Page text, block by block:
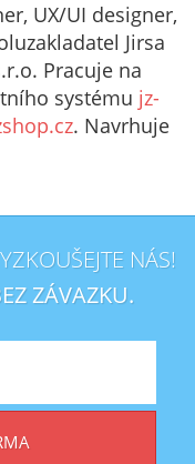
UX/UI designer,
Jirsa
Pracuje na
systému jz-
. Navrhuje
NÁS!
ZÁVAZKU.